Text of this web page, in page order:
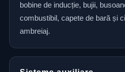
bobine de inducție, bujii,
combustibil, capete de bară și
ambreiaj.